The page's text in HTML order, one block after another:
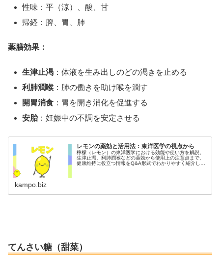
性味：平（涼）、酸、甘
帰経：脾、胃、肺
薬膳効果：
生津止渇 ：体液を生み出しのどの渇きを止める
利肺潤喉 ：肺の働きを助け喉を潤す
開胃消食 ：胃を開き消化を促進する
安胎：妊娠中の不調を安定させる
レモンの薬効と活用法：東洋医学の視点から
檸檬（レモン）の東洋医学における効能や使い方を解説。
生津止渇、利肺潤喉などの薬効から使用上の注意点まで、
健康維持に役立つ情報をQ&A形式でわかりやすく紹介しま
kampo.biz
てんさい糖（甜菜）